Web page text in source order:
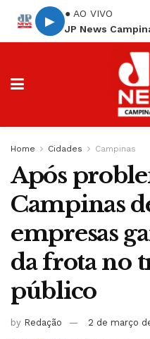
▶
● AO VIVO
JP News
Home Cidades Campinas
Após
Campinas
empresas
da frota no
público
by Redação 2 de março